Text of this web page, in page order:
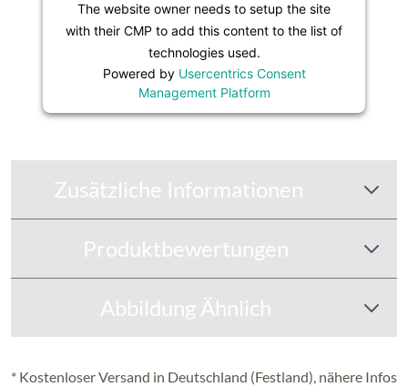
The website owner needs to setup the site
with their CMP to add this content to the list of
technologies used.
Powered by Usercentrics Consent
Management Platform
Zusätzliche Informationen
Produktbewertungen
Abbildung Ähnlich
* Kostenloser Versand in Deutschland (Festland), nähere Infos